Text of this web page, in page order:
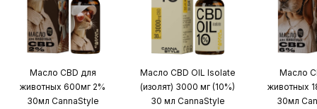
Масло CBD для
животных 600мг 2%
30мл CannaStyle
Масло CBD OIL Isolate
(изолят) 3000 мг (10%)
30 мл CannaStyle
Масло
животных
30мл